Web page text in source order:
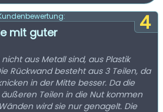
4
mit guter
aus Metall sind, aus Plastik
Rückwand besteht aus 3 Teilen, da
in der Mitte besser. Da die
Teilen in die Nut kommen
wird sie nur genagelt. Die